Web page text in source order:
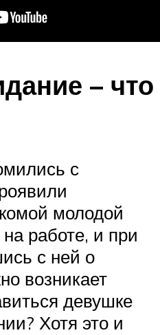
– что
с
молодой
работе, и при
с ней о
возникает
девушке
Хотя это и